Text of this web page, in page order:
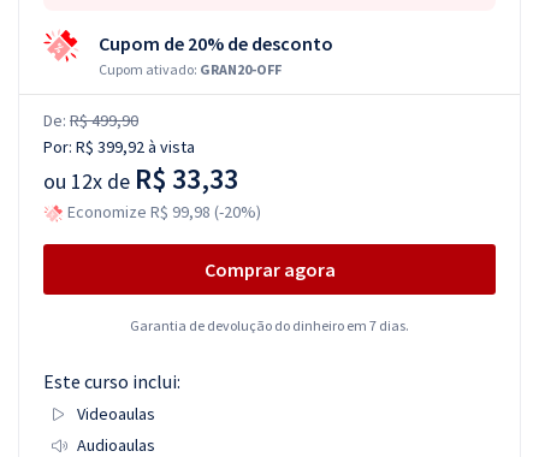
Cupom de 20% de desconto
Cupom ativado: GRAN20-OFF
De: R$ 499,90
Por: R$ 399,92à vista
ou 12x de R$ 33,33
Economize R$ 99,98 (-20%)
Comprar agora
Garantia de devolução do dinheiro em 7 dias.
Este curso inclui:
Videoaulas
Audioaulas